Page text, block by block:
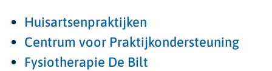
Huisartsenpraktijken
Centrum voor Praktijkondersteuning
Fysiotherapie De Bilt